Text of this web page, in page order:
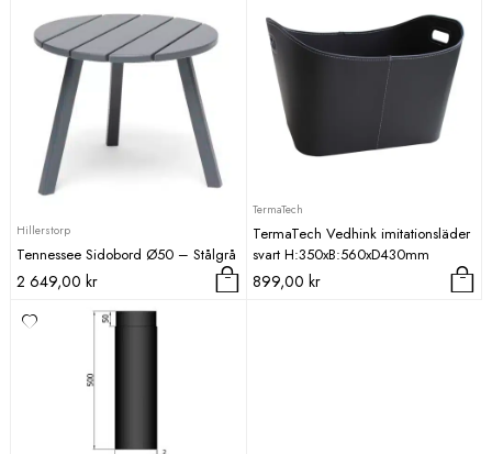
Hillerstorp
Tennessee Sidobord Ø50 – Stålgrå
2 649,00 kr
TermaTech
TermaTech Vedhink imitationsläder
svart H:350xB:560xD430mm
899,00 kr